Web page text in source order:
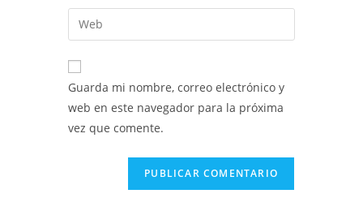
de
usuario
para
comentar
dirección
de
electrónico
para
comentar
Introduce
la
URL
de
(opcional)
Guarda mi nombre, correo electrónico y
web en este navegador para la próxima
vez que comente.